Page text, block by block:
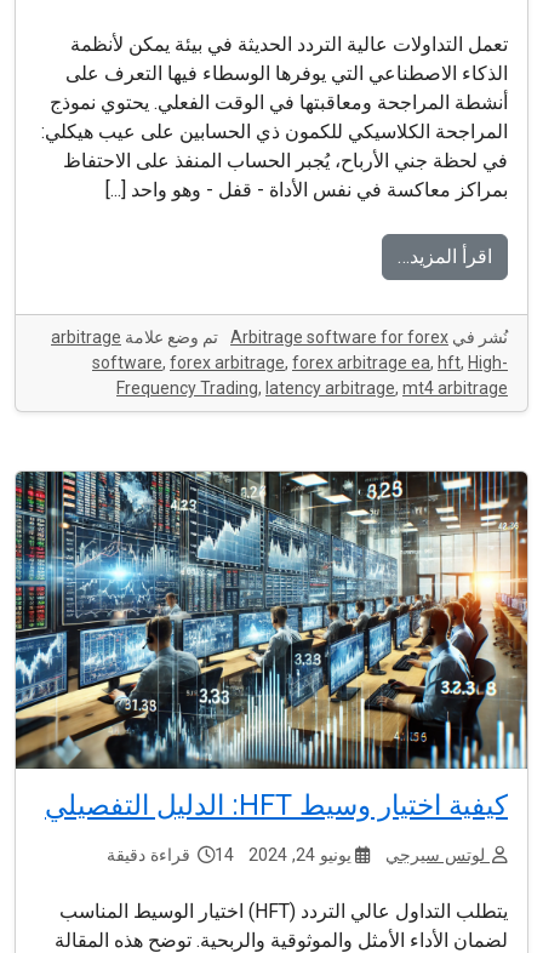
تعمل التداولات عالية التردد الحديثة في بيئة يمكن لأنظمة
الذكاء الاصطناعي التي يوفرها الوسطاء فيها التعرف على
أنشطة المراجحة ومعاقبتها في الوقت الفعلي. يحتوي نموذج
المراجحة الكلاسيكي للكمون ذي الحسابين على عيب هيكلي:
في لحظة جني الأرباح، يُجبر الحساب المنفذ على الاحتفاظ
بمراكز معاكسة في نفس الأداة - قفل - وهو واحد [...]
اقرأ المزيد…
نُشر في Arbitrage software for forex تم وضع علامة arbitrage
software, forex arbitrage, forex arbitrage ea, hft, High-
Frequency Trading, latency arbitrage, mt4 arbitrage
كيفية اختيار وسيط HFT: الدليل التفصيلي
لوتس سيرجي يونيو 24, 2024 14 قراءة دقيقة
يتطلب التداول عالي التردد (HFT) اختيار الوسيط المناسب
لضمان الأداء الأمثل والموثوقية والربحية. توضح هذه المقالة